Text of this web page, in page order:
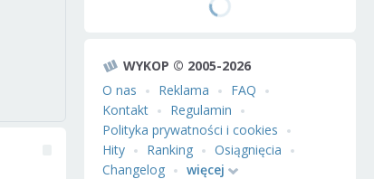
WYKOP © 2005-2026
O nas
Reklama
FAQ
Kontakt
Regulamin
Polityka prywatności i cookies
Hity
Ranking
Osiągnięcia
Changelog
więcej